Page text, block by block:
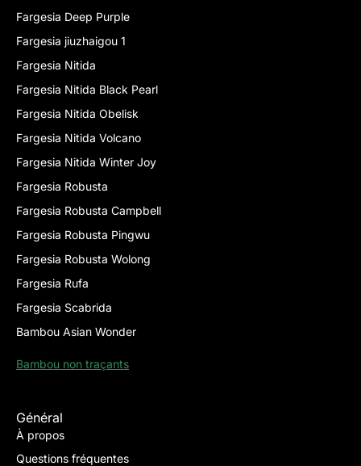
Fargesia Deep Purple
Fargesia jiuzhaigou 1
Fargesia Nitida
Fargesia Nitida Black Pearl
Fargesia Nitida Obelisk
Fargesia Nitida Volcano
Fargesia Nitida Winter Joy
Fargesia Robusta
Fargesia Robusta Campbell
Fargesia Robusta Pingwu
Fargesia Robusta Wolong
Fargesia Rufa
Fargesia Scabrida
Bambou Asian Wonder
Bambou non traçants
Général
À propos
Questions fréquentes